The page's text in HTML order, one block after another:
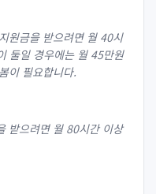
원금을 받으려면 월 40시
둘일 경우에는 월 45만원
이 필요합니다.
받으려면 월 80시간 이상